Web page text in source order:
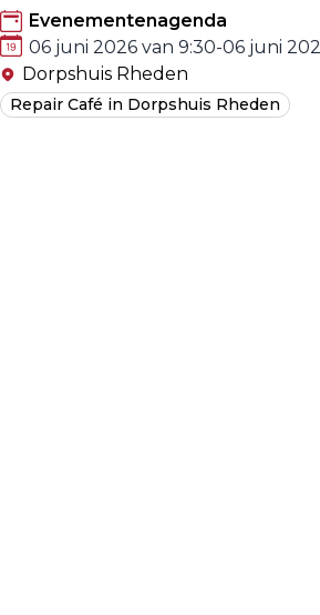
Evenementenagenda
06 juni 2026 van 9:30-06 juni
Dorpshuis Rheden
Repair Café in Dorpshuis Rheden